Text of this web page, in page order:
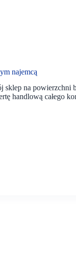
najemcą
na powierzchni
handlową całego